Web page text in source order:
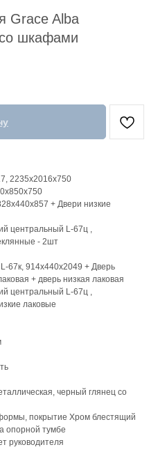
Grace Alba
шкафами
2235х2016х750
+ Двери низкие
центральный L-67ц ,
- 2шт
67к, 914х440х2049 + Дверь
+ дверь низкая лаковая
центральный L-67ц ,
лаковые
черный глянец со
покрытие Хром блестящий
опорной тумбе
руководителя